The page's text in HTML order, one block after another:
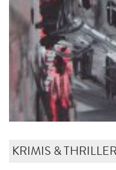
KRIMIS & THRILLER